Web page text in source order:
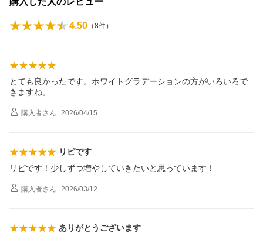
4.50 （8件）
とても良かったです。ホワイトグラデーションの方がいろいろで
きますね。
購入者さん 2026/04/15
リピです
リピです！少しずつ増やしていきたいと思っています！
購入者さん 2026/03/12
ありがとうございます